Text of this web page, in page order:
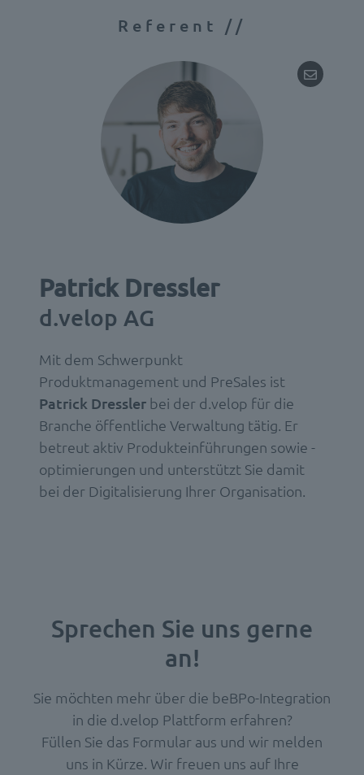
Referent //
Patrick Dressler
d.velop AG
Mit dem Schwerpunkt
Produktmanagement und PreSales ist
Patrick Dressler bei der d.velop für die
Branche öffentliche Verwaltung tätig. Er
betreut aktiv Produkteinführungen sowie -
optimierungen und unterstützt Sie damit
bei der Digitalisierung Ihrer Organisation.
Sprechen Sie uns gerne
an!
Sie möchten mehr über die beBPo-Integration
in die d.velop Plattform erfahren?
Füllen Sie das Formular aus und wir melden
uns in Kürze. Wir freuen uns auf Ihre